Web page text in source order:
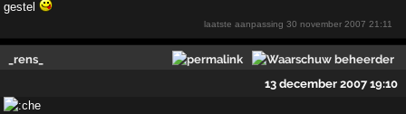
gestel
laatste aanpassing30 november 2007 21:11
_rens_
13 december 2007 19:10